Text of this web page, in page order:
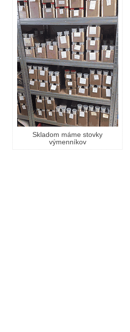
Skladom máme stovky
výmenníkov